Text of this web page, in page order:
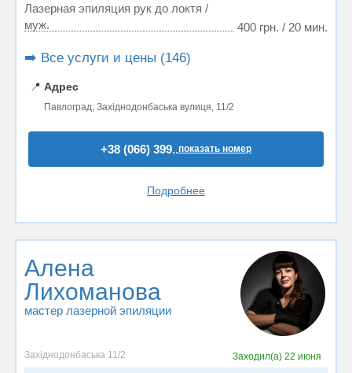
Лазерная эпиляция рук до локтя /
муж.
400 грн. / 20 мин.
➡️ Все услуги и цены (146)
📍 Адрес
Павлоград, Західнодонбаська вулиця, 11/2
+38 (066) 399..показать номер
Подробнее
Алена
Лихоманова
мастер лазерной эпиляции
Західнодонбаська 11/2 Заходил(а)22 июня